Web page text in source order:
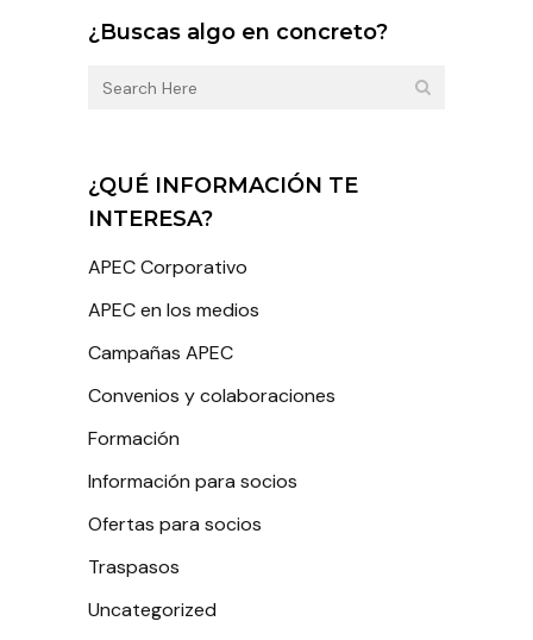
¿Buscas algo en concreto?
¿QUÉ INFORMACIÓN TE
INTERESA?
APEC Corporativo
APEC en los medios
Campañas APEC
Convenios y colaboraciones
Formación
Información para socios
Ofertas para socios
Traspasos
Uncategorized